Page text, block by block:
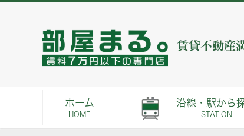
ホーム
HOME
沿線・駅から
STATION